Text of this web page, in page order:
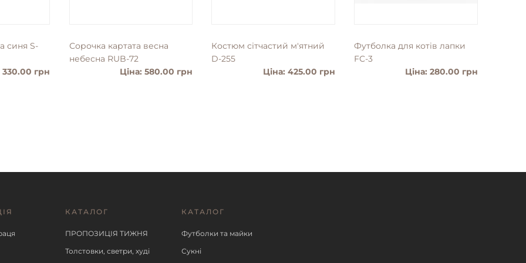
синя S-
330.00 грн
Сорочка картата весна
небесна RUB-72
Ціна: 580.00 грн
Костюм сітчастий м'ятний
D-255
Ціна: 425.00 грн
Футболка для котiв лапки
FC-3
Ціна: 280.00 грн
КАТАЛОГ
ПРОПОЗИЦІЯ ТИЖНЯ
Толстовки, светри, худі
КАТАЛОГ
Футболки та майки
Сукні